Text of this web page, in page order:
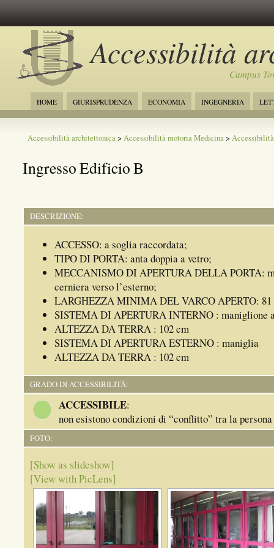
Accessibilità
Campus
HOME GIURISPRUDENZA ECONOMIA INGEGNERIA
Accessibilità architettonica> Accessibilità motoria Medicina>
Ingresso Edificio B
DESCRIZIONE:
ACCESSO: a soglia raccordata;
TIPO DI PORTA: anta doppia a vetro;
MECCANISMO DI APERTURA DELLA PORTA:
cerniera verso l’esterno;
LARGHEZZA MINIMA DEL VARCO APERTO:
SISTEMA DI APERTURA INTERNO : maniglione
ALTEZZA DA TERRA : 102 cm
SISTEMA DI APERTURA ESTERNO : maniglia
ALTEZZA DA TERRA : 102 cm
GRADO DI ACCESSIBILITÀ:
ACCESSIBILE:
non esistono condizioni di “conflitto” tra la
FOTO:
[Show as slideshow]
[View with PicLens]